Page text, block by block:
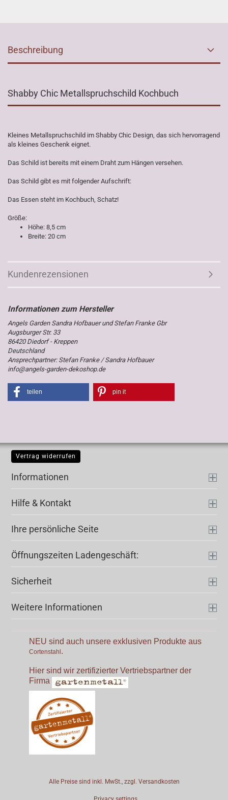
Beschreibung
Shabby Chic Metallspruchschild Kochbuch
Kleines Metallspruchschild im Shabby Chic Design, das sich hervorragend
als kleines Geschenk eignet.
Das Schild ist bereits mit einem Draht zum Hängen versehen.
Das Schild gibt es mit folgender Aufschrift:
Das Essen steht im Kochbuch, Schatz!
Größe:
Höhe: 8,5 cm
Breite: 20 cm
Kundenrezensionen
Angels Garden Sandra Hofbauer und Stefan Franke Gbr
Augsburger Str. 33
86420 Diedorf - Kreppen
Deutschland
Ansprechpartner: Stefan Franke / Sandra Hofbauer
info@angels-garden-dekoshop.de
teilen pin it
Vertrag widerrufen
Informationen
Hilfe & Kontakt
Ihre persönliche Seite
Öffnungszeiten Ladengeschäft:
Sicherheit
Weitere Informationen
NEU sind auch unsere exklusiven Produkte aus
Cortenstahl.
Hier sind wir zertifizierter Vertriebspartner der
Firma
Alle Preise sind inkl. MwSt., zzgl. Versandkosten